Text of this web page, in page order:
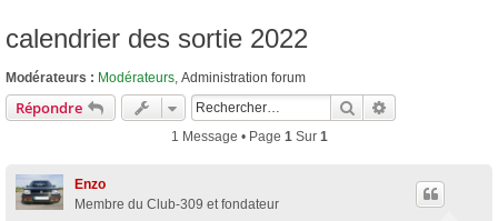
calendrier des sortie 2022
Modérateurs : Modérateurs, Administration forum
Répondre Rechercher
1 Message • Page 1Sur 1
Enzo
Membre du Club-309 et fondateur